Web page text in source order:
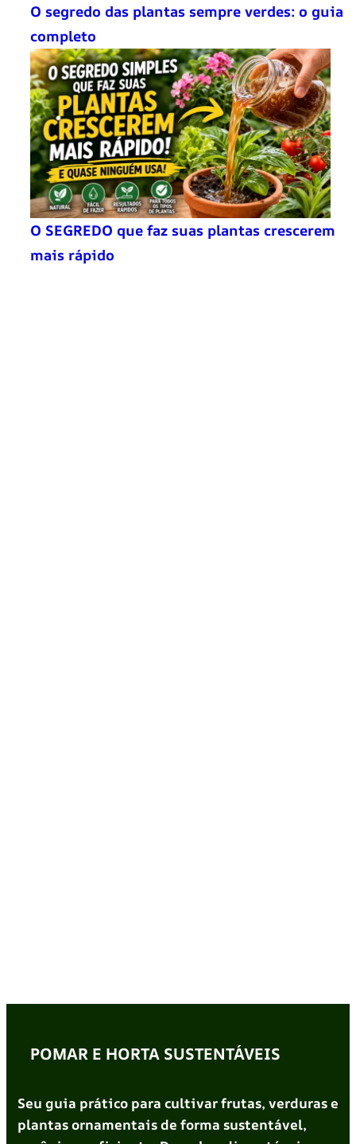
O segredo das plantas sempre verdes: o guia
completo
O SEGREDO que faz suas plantas crescerem
mais rápido
POMAR E HORTA SUSTENTÁVEIS
Seu guia prático para cultivar frutas, verduras e
plantas ornamentais de forma sustentável,